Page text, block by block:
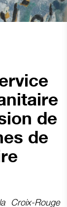
de
de
Croix-Rouge